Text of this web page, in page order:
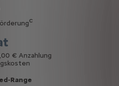
c
€ Anzahlung
Range